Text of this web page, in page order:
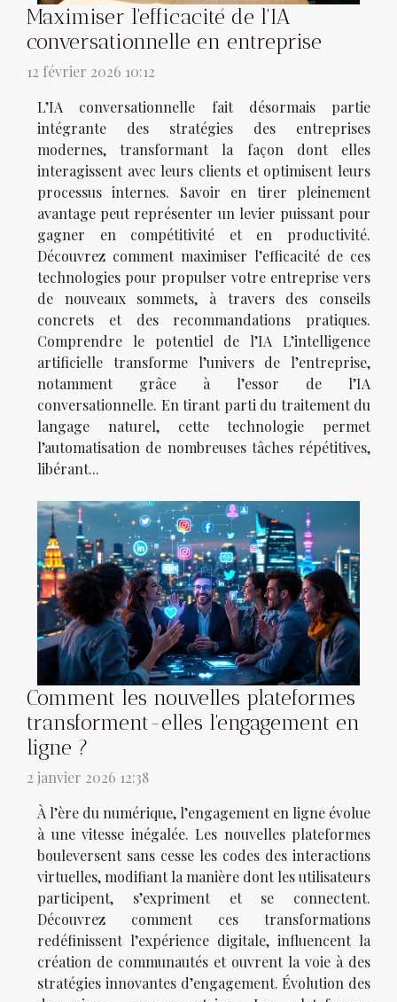
Maximiser l'efficacité de l'IA
conversationnelle en entreprise
12 février 2026 10:12
L’IA conversationnelle fait désormais partie
intégrante des stratégies des entreprises
modernes, transformant la façon dont elles
interagissent avec leurs clients et optimisent leurs
processus internes. Savoir en tirer pleinement
avantage peut représenter un levier puissant pour
gagner en compétitivité et en productivité.
Découvrez comment maximiser l’efficacité de ces
technologies pour propulser votre entreprise vers
de nouveaux sommets, à travers des conseils
concrets et des recommandations pratiques.
Comprendre le potentiel de l’IA L’intelligence
artificielle transforme l’univers de l’entreprise,
notamment grâce à l’essor de l’IA
conversationnelle. En tirant parti du traitement du
langage naturel, cette technologie permet
l’automatisation de nombreuses tâches répétitives,
libérant...
Comment les nouvelles plateformes
transforment-elles l'engagement en
ligne ?
2 janvier 2026 12:38
À l’ère du numérique, l’engagement en ligne évolue
à une vitesse inégalée. Les nouvelles plateformes
bouleversent sans cesse les codes des interactions
virtuelles, modifiant la manière dont les utilisateurs
participent, s’expriment et se connectent.
Découvrez comment ces transformations
redéfinissent l’expérience digitale, influencent la
création de communautés et ouvrent la voie à des
stratégies innovantes d’engagement. Évolution des